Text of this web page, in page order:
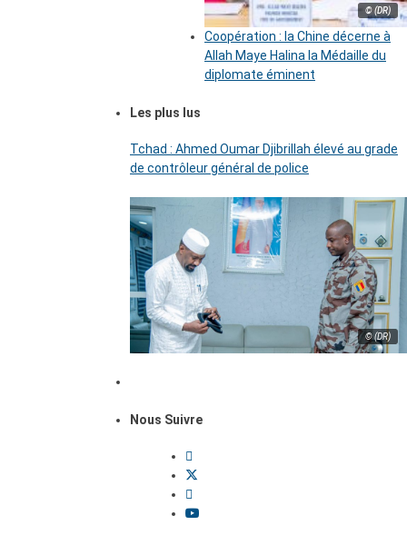
© (DR)
Coopération : la Chine décerne à
Allah Maye Halina la Médaille du
diplomate éminent
Les plus lus
Tchad : Ahmed Oumar Djibrillah élevé au grade
de contrôleur général de police
© (DR)
Nous Suivre